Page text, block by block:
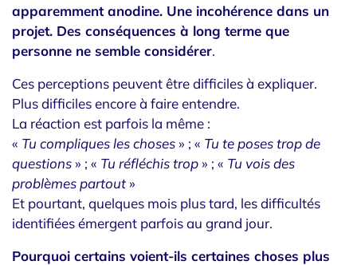
apparemment anodine. Une incohérence dans un
projet. Des conséquences à long terme que
personne ne semble considérer.
Ces perceptions peuvent être difficiles à expliquer.
Plus difficiles encore à faire entendre.
La réaction est parfois la même :
« Tu compliques les choses» ; « Tu te poses trop de
questions» ; « Tu réfléchis trop» ; « Tu vois des
problèmes partout»
Et pourtant, quelques mois plus tard, les difficultés
identifiées émergent parfois au grand jour.
Pourquoi certains voient-ils certaines choses plus